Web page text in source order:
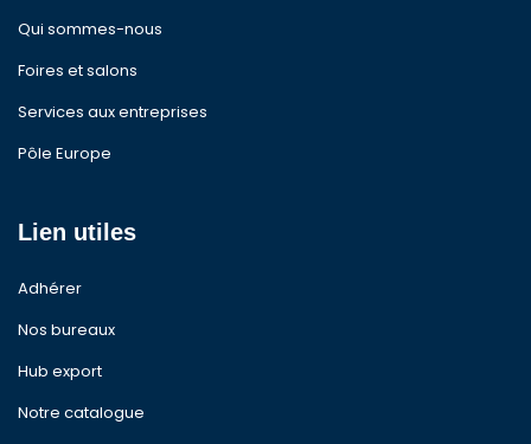
Qui sommes-nous
Foires et salons
Services aux entreprises
Pôle Europe
Lien utiles
Adhérer
Nos bureaux
Hub export
Notre catalogue